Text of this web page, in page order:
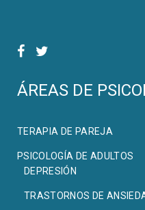
ÁREAS DE
TERAPIA DE PAREJA
PSICOLOGÍA DE ADULTOS
DEPRESIÓN
TRASTORNOS DE